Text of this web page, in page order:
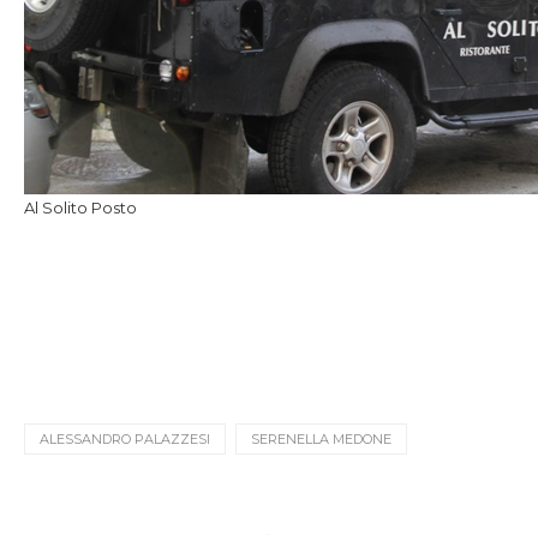
Al Solito Posto
ALESSANDRO PALAZZESI SERENELLA MEDONE